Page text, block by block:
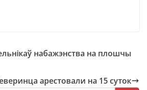
набажэнства на плошчы
арестовали на 15 суток